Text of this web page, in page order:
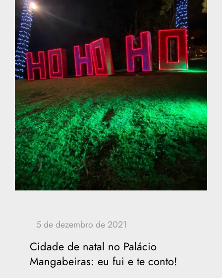
Cidade de natal no Palácio
Mangabeiras: eu fui e te conto!